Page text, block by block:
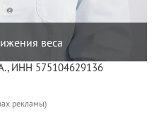
веса
ИНН 575104629136
рекламы)